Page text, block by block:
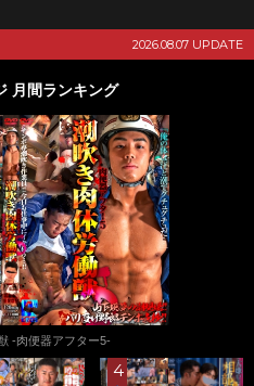
2026.08.07 UPDATE